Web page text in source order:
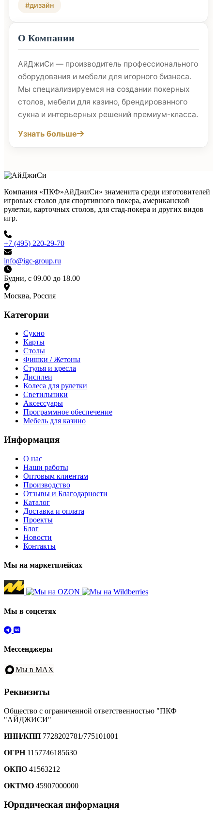
#дизайн
О Компании
АйДжиСи — производитель профессионального
оборудования и мебели для игорного бизнеса.
Мы специализируемся на создании покерных
столов, мебели для казино, брендированного
сукна и интерьерных решений премиум-класса.
Узнать больше
Компания «ПКФ»АйДжиСи» знаменита среди изготовителей
игровых столов для спортивного покера, американской
рулетки, карточных столов, для стад-покера и других видов
игр.
+7 (495) 220-29-70
info@igc-group.ru
Будни, с 09.00 до 18.00
Москва, Россия
Категории
Сукно
Карты
Столы
Фишки / Жетоны
Стулья и кресла
Дисплеи
Колеса для рулетки
Светильники
Аксессуары
Программное обеспечение
Мебель для казино
Информация
О нас
Наши работы
Оптовым клиентам
Производство
Отзывы и Благодарности
Каталог
Доставка и оплата
Проекты
Блог
Новости
Контакты
Мы на маркетплейсах
Мы в соцсетях
Мессенджеры
Мы в MAX
Реквизиты
Общество с ограниченной ответственностью "ПКФ
"АЙДЖИСИ"
ИНН/КПП 7728202781/775101001
ОГРН1157746185630
ОКПО 41563212
ОКТМО 45907000000
Юридическая информация